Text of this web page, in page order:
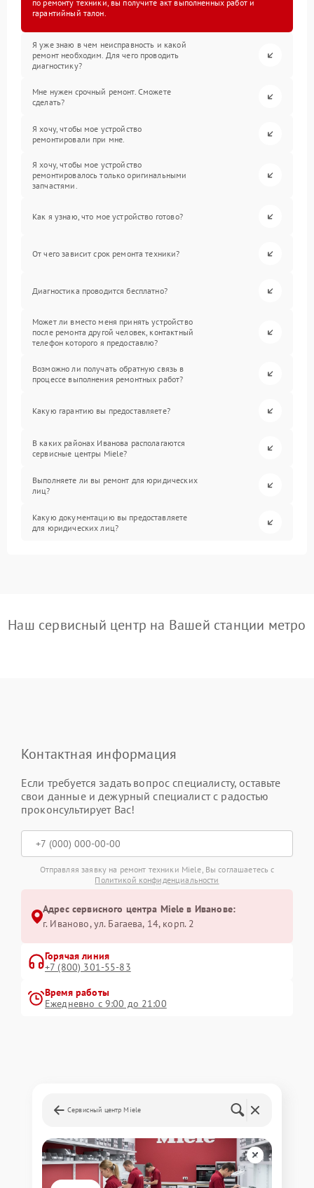
по ремонту техники, вы получите акт выполненных работ и
гарантийный талон.
Я уже знаю в чем неисправность и какой
ремонт необходим. Для чего проводить
диагностику?
Мне нужен срочный ремонт. Сможете
сделать?
Я хочу, чтобы мое устройство
ремонтировали при мне.
Я хочу, чтобы мое устройство
ремонтировалось только оригинальными
запчастями.
Как я узнаю, что мое устройство готово?
От чего зависит срок ремонта техники?
Диагностика проводится бесплатно?
Может ли вместо меня принять устройство
после ремонта другой человек, контактный
телефон которого я предоставлю?
Возможно ли получать обратную связь в
процессе выполнения ремонтных работ?
Какую гарантию вы предоставляете?
В каких районах Иванова располагаются
сервисные центры Miele?
Выполняете ли вы ремонт для юридических
лиц?
Какую документацию вы предоставляете
для юридических лиц?
Наш сервисный центр на Вашей станции метро
Контактная информация
Если требуется задать вопрос специалисту, оставьте
свои данные и дежурный специалист с радостью
проконсультирует Вас!
Отправляя заявку на ремонт техники Miele, Вы соглашаетесь с
Политикой конфиденциальности
Адрес сервисного центра Miele в Иванове:
г. Иваново, ул. Багаева, 14, корп. 2
Горячая линия
+7 (800) 301-55-83
Время работы
Ежедневно с 9:00 до 21:00
Сервисный центр Miele